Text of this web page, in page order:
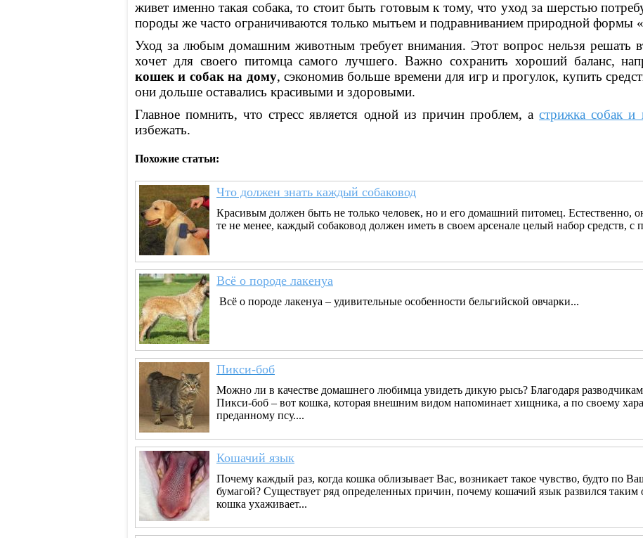
живет именно такая собака, то стоит быть готовым к тому, что уход за шерстью
породы же часто ограничиваются только мытьем и подравниванием природной формы
Уход за любым домашним животным требует внимания. Этот вопрос нельзя решать
хочет для своего питомца самого лучшего. Важно сохранить хороший баланс,
кошек и собак на дому, сэкономив больше времени для игр и прогулок, купить
они дольше оставались красивыми и здоровыми.
Главное помнить, что стресс является одной из причин проблем, астрижка собак
избежать.
Похожие статьи:
Что должен знать каждый собаковод
Красивым должен быть не только человек, но и его домашний питомец. Естественно,
те не менее, каждый собаковод должен иметь в своем арсенале целый набор средств,
Всё о породе лакенуа
Всё о породе лакенуа – удивительные особенности бельгийской овчарки...
Пикси-боб
Можно ли в качестве домашнего любимца увидеть дикую рысь? Благодаря
Пикси-боб – вот кошка, которая внешним видом напоминает хищника, а по своему
преданному псу....
Кошачий язык
Почему каждый раз, когда кошка облизывает Вас, возникает такое чувство, будто по
бумагой? Существует ряд определенных причин, почему кошачий язык развился таким
кошка ухаживает...